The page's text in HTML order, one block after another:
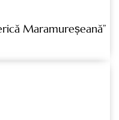
Maramureșeană”